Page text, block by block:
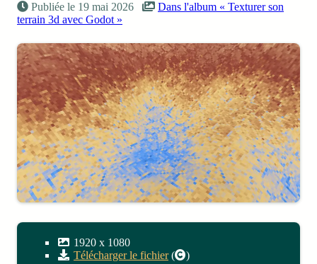
Publiée le 19 mai 2026
Dans l'album « Texturer son
terrain 3d avec Godot »
1920 x 1080
Télécharger le fichier( )